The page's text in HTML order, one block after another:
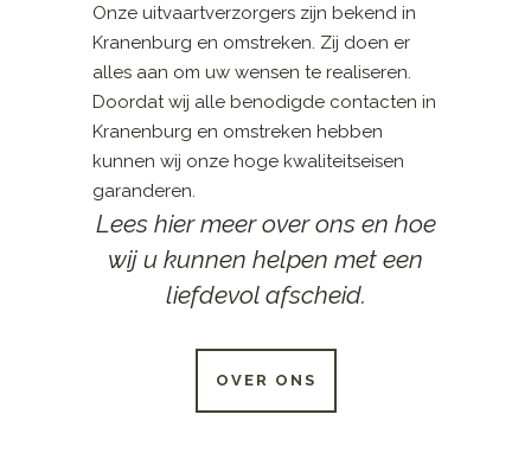
Onze uitvaartverzorgers zijn bekend in
Kranenburg en omstreken. Zij doen er
alles aan om uw wensen te realiseren.
Doordat wij alle benodigde contacten in
Kranenburg en omstreken hebben
kunnen wij onze hoge kwaliteitseisen
garanderen.
Lees hier meer over ons en hoe
wij u kunnen helpen met een
liefdevol afscheid.
OVER ONS